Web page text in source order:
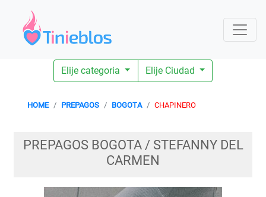
Elije categoria Elije Ciudad
HOME PREPAGOS BOGOTA CHAPINERO
PREPAGOS BOGOTA / STEFANNY DEL
CARMEN